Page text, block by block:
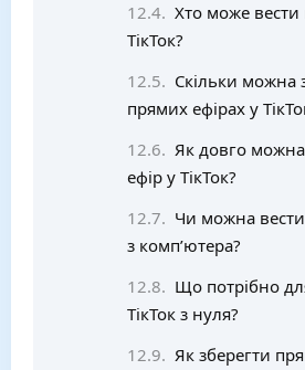
Хто може вести
ТікТок?
Скільки можна
прямих ефірах у
Як довго
ефір у ТікТок?
Чи можна вести
з комп’ютера?
Що потрібно
ТікТок з нуля?
Як зберегти